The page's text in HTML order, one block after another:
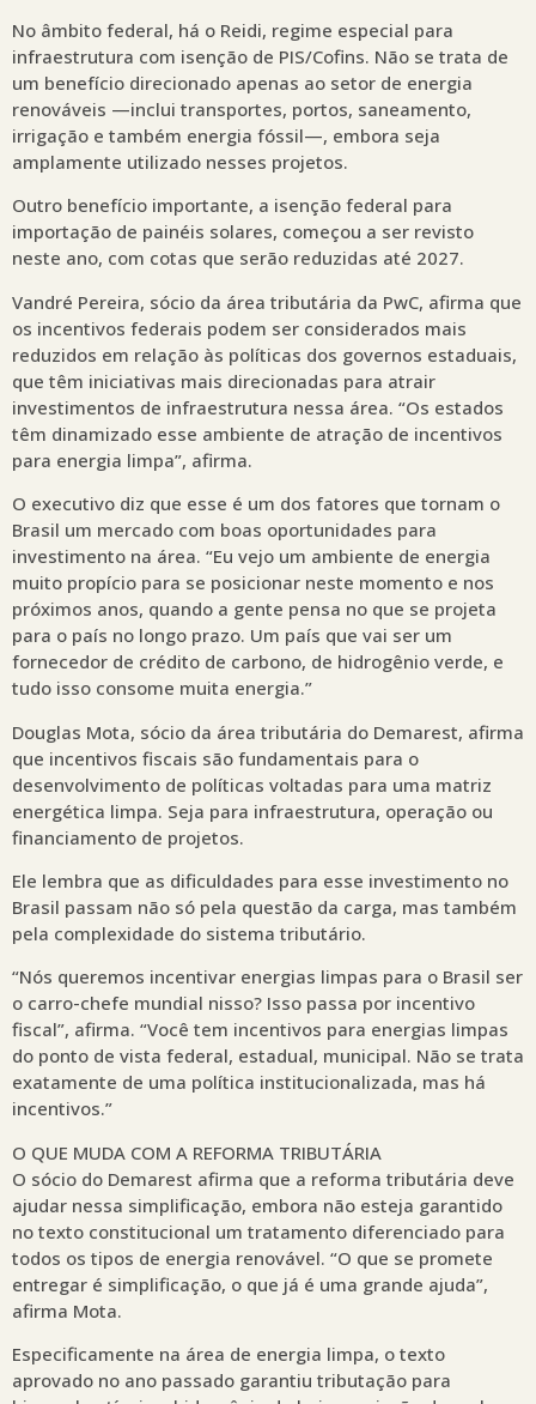
No âmbito federal, há o Reidi, regime especial para
infraestrutura com isenção de PIS/Cofins. Não se trata de
um benefício direcionado apenas ao setor de energia
renováveis —inclui transportes, portos, saneamento,
irrigação e também energia fóssil—, embora seja
amplamente utilizado nesses projetos.
Outro benefício importante, a isenção federal para
importação de painéis solares, começou a ser revisto
neste ano, com cotas que serão reduzidas até 2027.
Vandré Pereira, sócio da área tributária da PwC, afirma que
os incentivos federais podem ser considerados mais
reduzidos em relação às políticas dos governos estaduais,
que têm iniciativas mais direcionadas para atrair
investimentos de infraestrutura nessa área. “Os estados
têm dinamizado esse ambiente de atração de incentivos
para energia limpa”, afirma.
O executivo diz que esse é um dos fatores que tornam o
Brasil um mercado com boas oportunidades para
investimento na área. “Eu vejo um ambiente de energia
muito propício para se posicionar neste momento e nos
próximos anos, quando a gente pensa no que se projeta
para o país no longo prazo. Um país que vai ser um
fornecedor de crédito de carbono, de hidrogênio verde, e
tudo isso consome muita energia.”
Douglas Mota, sócio da área tributária do Demarest, afirma
que incentivos fiscais são fundamentais para o
desenvolvimento de políticas voltadas para uma matriz
energética limpa. Seja para infraestrutura, operação ou
financiamento de projetos.
Ele lembra que as dificuldades para esse investimento no
Brasil passam não só pela questão da carga, mas também
pela complexidade do sistema tributário.
“Nós queremos incentivar energias limpas para o Brasil ser
o carro-chefe mundial nisso? Isso passa por incentivo
fiscal”, afirma. “Você tem incentivos para energias limpas
do ponto de vista federal, estadual, municipal. Não se trata
exatamente de uma política institucionalizada, mas há
incentivos.”
O QUE MUDA COM A REFORMA TRIBUTÁRIA
O sócio do Demarest afirma que a reforma tributária deve
ajudar nessa simplificação, embora não esteja garantido
no texto constitucional um tratamento diferenciado para
todos os tipos de energia renovável. “O que se promete
entregar é simplificação, o que já é uma grande ajuda”,
afirma Mota.
Especificamente na área de energia limpa, o texto
aprovado no ano passado garantiu tributação para